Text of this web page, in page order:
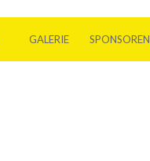
GALERIE SPONSOREN